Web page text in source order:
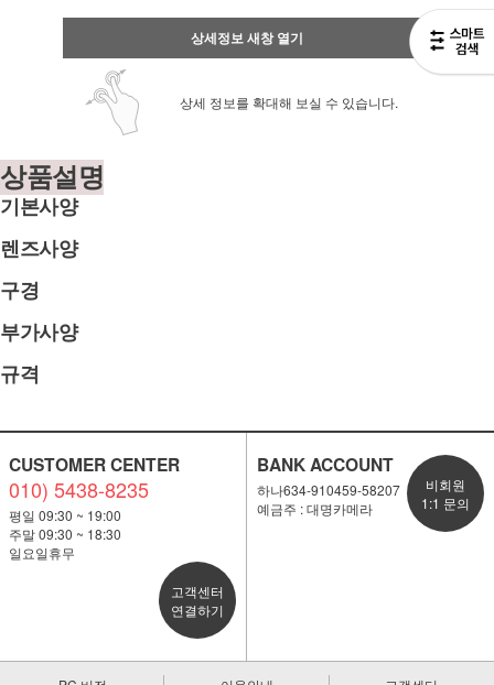
상세정보 새창 열기
상세 정보를 확대해 보실 수 있습니다.
상품설명
기본사양
렌즈사양
구경
부가사양
규격
CUSTOMER CENTER
010) 5438-8235
평일 09:30 ~ 19:00
주말 09:30 ~ 18:30
일요일휴무
고객센터
연결하기
BANK ACCOUNT
하나634-910459-58207
예금주 : 대명카메라
비회원
1:1 문의